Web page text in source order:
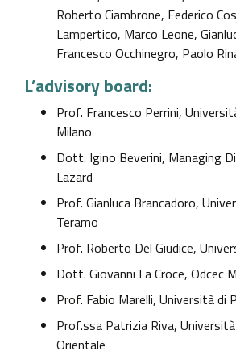
Roberto Ciambrone, Federico
Lampertico, Marco Leone,
Francesco Occhinegro, Paolo
L’advisory board:
Prof. Francesco Perrini,
Milano
Dott. Igino Beverini, Managing
Lazard
Prof. Gianluca Brancadoro,​
Teramo
Prof. Roberto Del Giudice,
Dott. Giovanni La Croce, Odcec
Prof. Fabio Marelli, Università di
Prof.ssa Patrizia Riva,
Orientale